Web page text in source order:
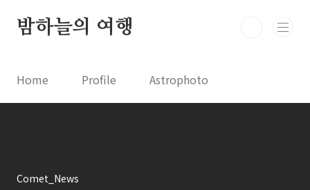
밤하늘의 여행
Home Profile Astrophoto
Astrophotography
Comet_News